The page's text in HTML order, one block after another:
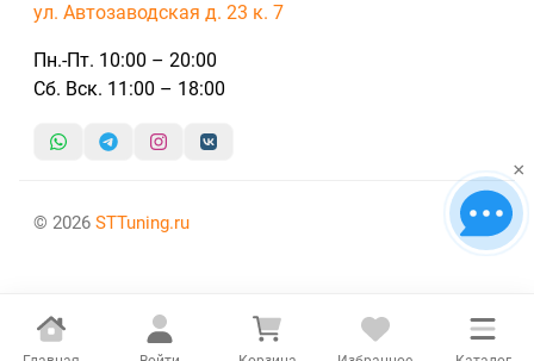
ул. Автозаводская д. 23 к. 7
Пн.-Пт. 10:00 – 20:00
Сб. Вск. 11:00 – 18:00
© 2026 STTuning.ru
×